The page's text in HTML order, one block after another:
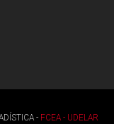
- FCEA - UDELAR